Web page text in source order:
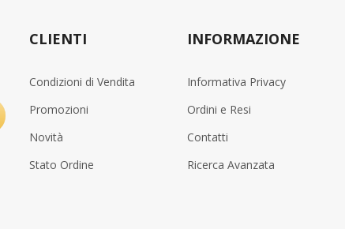
CLIENTI
Condizioni di Vendita
Promozioni
Novità
Stato Ordine
INFORMAZIONE
Informativa Privacy
Ordini e Resi
Contatti
Ricerca Avanzata